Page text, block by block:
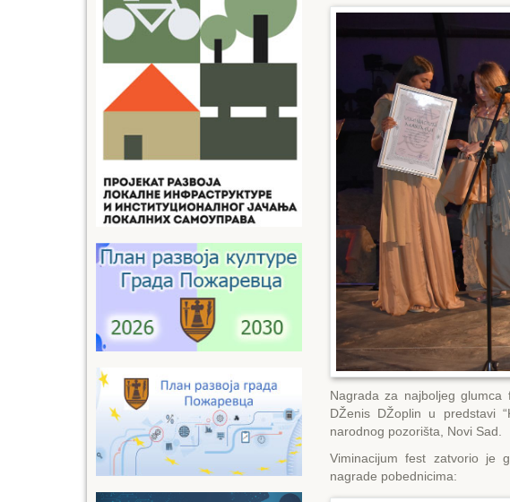
Nagrada za najboljeg
DŽenis DŽoplin u predstavi
narodnog pozorišta, Novi Sad.
Viminacijum fest zatvorio je
nagrade pobednicima: